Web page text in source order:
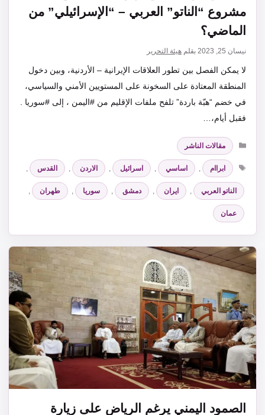
مشروع “الناتو” العربي – “الإسرائيلي” من
الماضي؟
نيسان 25, 2023 بقلم هيئة التحرير
لا يمكن الفصل بين تطور العلاقات الإيرانية – الأردنية، وبين دخول
المنطقة المعتادة على السخونة على المستويين الأمني والسياسي،
في خضم “هبّة باردة” تلفح ملفات الإقليم من #اليمن ، إلى #سوريا .
فقبل أيام،…
التصنيفات
مقالات الناشر
الوسوم
ابراام , اساسي , اسرائيل , الاردن , القدس ,
الناتو العربي , ايران , دمشق , سوريا , طهران ,
عمان
الصمود اليمني يرغم الرياض على زيارة